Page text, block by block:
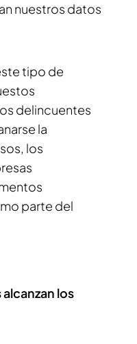
nuestros datos
tipo de
delincuentes
la
los
parte del
los